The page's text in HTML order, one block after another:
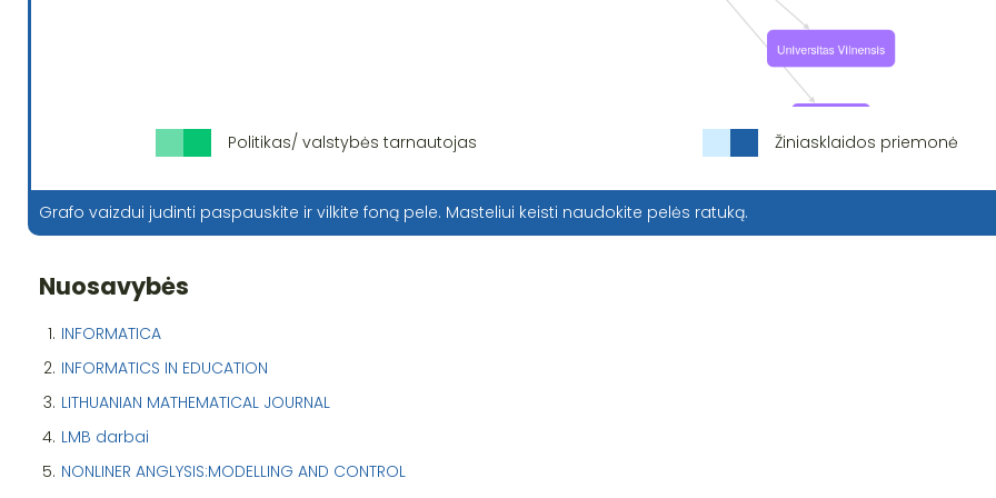
Politikas/ valstybės tarnautojas Žiniasklaidos priemonė
Grafo vaizdui judinti paspauskite ir vilkite foną pele. Masteliui keisti naudokite pelės ratuką.
Nuosavybės
1. INFORMATICA
2. INFORMATICS IN EDUCATION
3. LITHUANIAN MATHEMATICAL JOURNAL
4. LMB darbai
5. NONLINER ANGLYSIS:MODELLING AND CONTROL